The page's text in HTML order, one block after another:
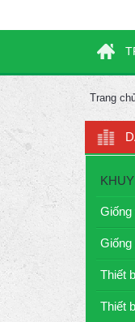
Trang
Giống
Giống
Thiết
Thiết